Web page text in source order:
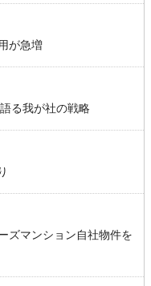
が急増
る我が社の戦略
ズマンション自社物件を